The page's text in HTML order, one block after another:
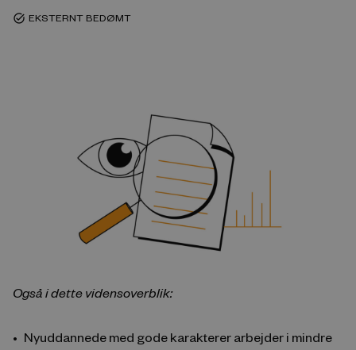
task_alt EKSTERNT BEDØMT
Også i dette vidensoverblik:
Nyuddannede med gode karakterer arbejder i mindre